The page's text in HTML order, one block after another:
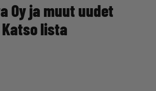
Oy ja muut uudet
lista